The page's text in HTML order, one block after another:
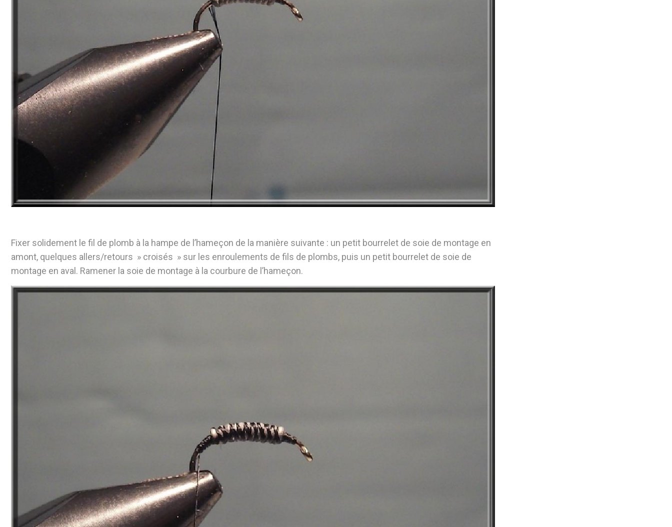
Fixer solidement le fil de plomb à la hampe de l’hameçon de la manière suivante : un petit bourrelet de soie de montage en
amont, quelques allers/retours » croisés » sur les enroulements de fils de plombs, puis un petit bourrelet de soie de
montage en aval. Ramener la soie de montage à la courbure de l’hameçon.